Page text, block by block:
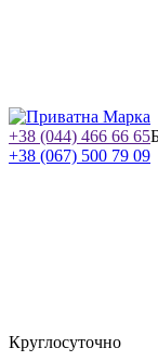
+38 (044) 466 66 65
+38 (067) 500 79 09
Круглосуточно